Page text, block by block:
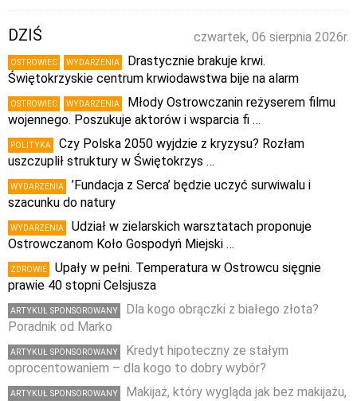
czwartek, 06 sierpnia 2026r.
DZIŚ
OSTROWIEC WYDARZENIA
Drastycznie brakuje krwi.
Świętokrzyskie centrum krwiodawstwa bije na alarm
OSTROWIEC WYDARZENIA
Młody Ostrowczanin reżyserem filmu
wojennego. Poszukuje aktorów i wsparcia fi …
POLITYKA
Czy Polska 2050 wyjdzie z kryzysu? Rozłam
uszczuplił struktury w Świętokrzys …
WYDARZENIA
’Fundacja z Serca’ będzie uczyć surwiwalu i
szacunku do natury
WYDARZENIA
Udział w zielarskich warsztatach proponuje
Ostrowczanom Koło Gospodyń Miejski …
ZDROWIE
Upały w pełni. Temperatura w Ostrowcu sięgnie
prawie 40 stopni Celsjusza
ARTYKUŁ SPONSOROWANY
Dla kogo obrączki z białego złota?
Poradnik od Marko
ARTYKUŁ SPONSOROWANY
Kredyt hipoteczny ze stałym
oprocentowaniem – dla kogo to dobry wybór?
ARTYKUŁ SPONSOROWANY
Makijaż, który wygląda jak bez makijażu,